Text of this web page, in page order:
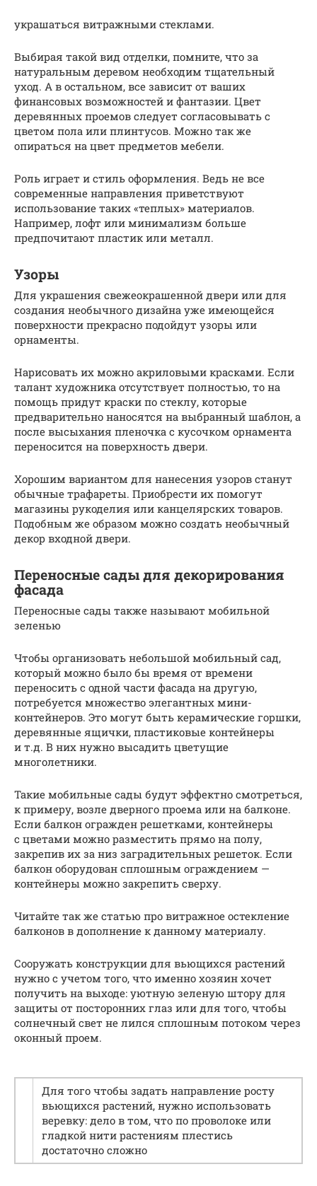
украшаться витражными стеклами.
Выбирая такой вид отделки, помните, что за
натуральным деревом необходим тщательный
уход. А в остальном, все зависит от ваших
финансовых возможностей и фантазии. Цвет
деревянных проемов следует согласовывать с
цветом пола или плинтусов. Можно так же
опираться на цвет предметов мебели.
Роль играет и стиль оформления. Ведь не все
современные направления приветствуют
использование таких «теплых» материалов.
Например, лофт или минимализм больше
предпочитают пластик или металл.
Узоры
Для украшения свежеокрашенной двери или для
создания необычного дизайна уже имеющейся
поверхности прекрасно подойдут узоры или
орнаменты.
Нарисовать их можно акриловыми красками. Если
талант художника отсутствует полностью, то на
помощь придут краски по стеклу, которые
предварительно наносятся на выбранный шаблон, а
после высыхания пленочка с кусочком орнамента
переносится на поверхность двери.
Хорошим вариантом для нанесения узоров станут
обычные трафареты. Приобрести их помогут
магазины рукоделия или канцелярских товаров.
Подобным же образом можно создать необычный
декор входной двери.
Переносные сады для декорирования
фасада
Переносные сады также называют мобильной
зеленью
Чтобы организовать небольшой мобильный сад,
который можно было бы время от времени
переносить с одной части фасада на другую,
потребуется множество элегантных мини-
контейнеров. Это могут быть керамические горшки,
деревянные ящички, пластиковые контейнеры
и т.д. В них нужно высадить цветущие
многолетники.
Такие мобильные сады будут эффектно смотреться,
к примеру, возле дверного проема или на балконе.
Если балкон огражден решетками, контейнеры
с цветами можно разместить прямо на полу,
закрепив их за низ заградительных решеток. Если
балкон оборудован сплошным ограждением —
контейнеры можно закрепить сверху.
Читайте так же статью про витражное остекление
балконов в дополнение к данному материалу.
Сооружать конструкции для вьющихся растений
нужно с учетом того, что именно хозяин хочет
получить на выходе: уютную зеленую штору для
защиты от посторонних глаз или для того, чтобы
солнечный свет не лился сплошным потоком через
оконный проем.
Для того чтобы задать направление росту
вьющихся растений, нужно использовать
веревку: дело в том, что по проволоке или
гладкой нити растениям плестись
достаточно сложно